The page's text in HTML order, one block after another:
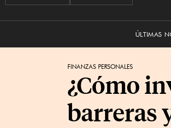
ÚLTIMAS
FINANZAS PERSONALES
¿Cómo
barreras